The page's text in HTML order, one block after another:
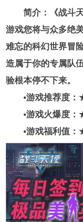
简介：《战斗
游戏您将与众多绝
难忘的科幻世界冒
造属于你的专属队
验根本停不下来。
•游戏推荐度
•游戏火爆度
•游戏福利值